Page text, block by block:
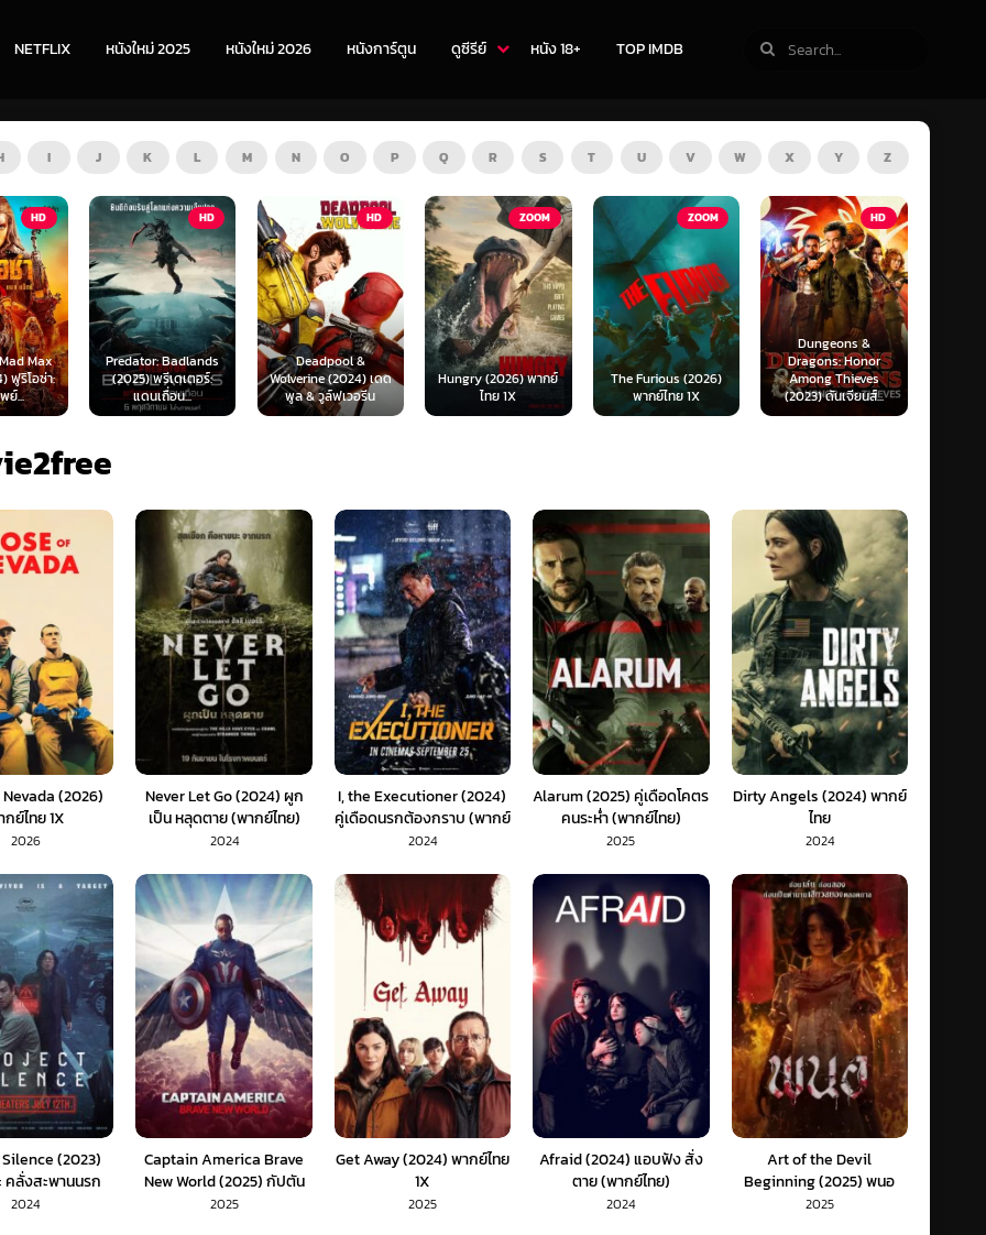
NETFLIX หนังใหม่ 2025 หนังใหม่ 2026 หนังการ์ตูน ดูซีรีย์ หนัง 18+ TOP IMDB
I J K L M N O P Q R S T U V W X Y Z
HD
ดเตอร์:
น...
HD
Deadpool &
Wolverine (2024) เดด
พูล & วูล์ฟเวอรีน
ZOOM
Hungry (2026) พากย์
ไทย 1X
ZOOM
The Furious (2026)
พากย์ไทย 1X
HD
Dungeons &
Dragons: Honor
Among Thieves
(2023) ดันเจียนส์...
HD
Ready or Not 2: Here
I Come (2026) เกม
พร้อมตาย 2 (พากย์
ไทย)
(2026)
ย์ไทย 1X
2026
Never Let Go (2024) ผูก
เป็น หลุดตาย (พากย์ไทย)
2024
I, the Executioner (2024)
คู่เดือดนรกต้องกราบ (พากย์
ไทย)
2024
Alarum (2025) คู่เดือดโคตร
คนระห่ำ (พากย์ไทย)
2025
Dirty Angels (2024) พากย์
ไทย
2024
(2023)
คลั่งสะพานนรก
(พากย์ไทย)
2024
Captain America Brave
New World (2025) กัปตัน
อเมริกา ศึกฮีโร่จักรวาลใหม่
2025
Get Away (2024) พากย์ไทย
1X
2025
Afraid (2024) แอบฟัง สั่ง
ตาย (พากย์ไทย)
2024
Art of the Devil
Beginning (2025) พนอ
2025